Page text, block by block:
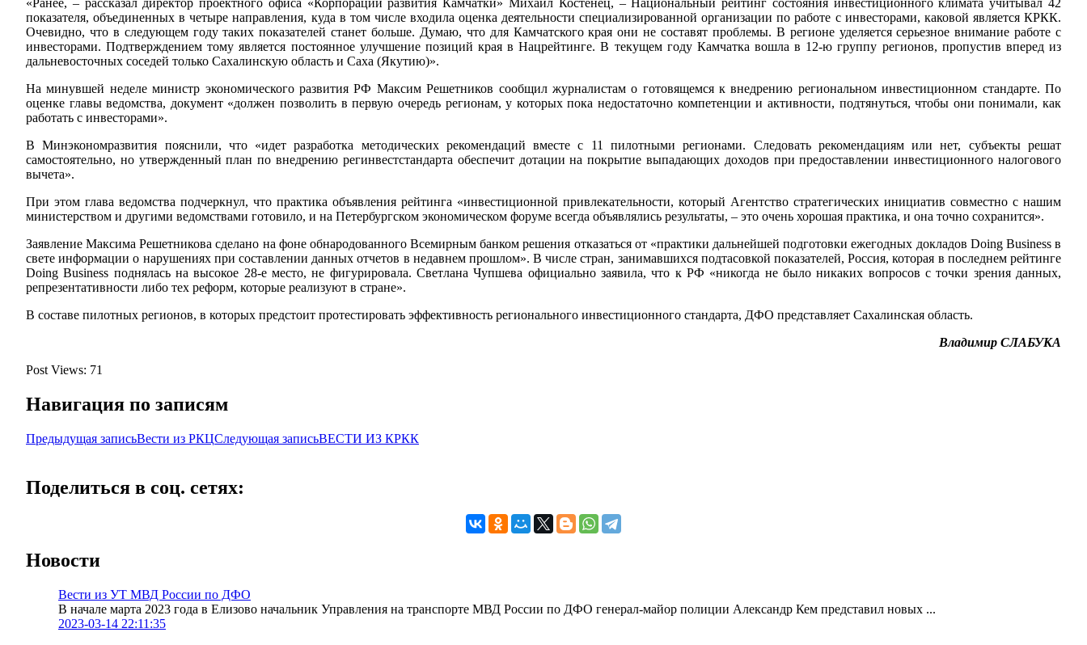
показателя, объединенных в четыре направления, куда в том числе входила оценка деятельности специализированной организации по работе с инвесторами, каковой является КРКК.
Очевидно, что в следующем году таких показателей станет больше. Думаю, что для Камчатского края они не составят проблемы. В регионе уделяется серьезное внимание работе с
инвесторами. Подтверждением тому является постоянное улучшение позиций края в Нацрейтинге. В текущем году Камчатка вошла в 12-ю группу регионов, пропустив вперед из
дальневосточных соседей только Сахалинскую область и Саха (Якутию)».
На минувшей неделе министр экономического развития РФ Максим Решетников сообщил журналистам о готовящемся к внедрению региональном инвестиционном стандарте. По
оценке главы ведомства, документ «должен позволить в первую очередь регионам, у которых пока недостаточно компетенции и активности, подтянуться, чтобы они понимали, как
работать с инвесторами».
В Минэкономразвития пояснили, что «идет разработка методических рекомендаций вместе с 11 пилотными регионами. Следовать рекомендациям или нет, субъекты решат
самостоятельно, но утвержденный план по внедрению регинвестстандарта обеспечит дотации на покрытие выпадающих доходов при предоставлении инвестиционного налогового
вычета».
При этом глава ведомства подчеркнул, что практика объявления рейтинга «инвестиционной привлекательности, который Агентство стратегических инициатив совместно с нашим
министерством и другими ведомствами готовило, и на Петербургском экономическом форуме всегда объявлялись результаты, – это очень хорошая практика, и она точно сохранится».
Заявление Максима Решетникова сделано на фоне обнародованного Всемирным банком решения отказаться от «практики дальнейшей подготовки ежегодных докладов Doing Business в
свете информации о нарушениях при составлении данных отчетов в недавнем прошлом». В числе стран, занимавшихся подтасовкой показателей, Россия, которая в последнем рейтинге
Doing Business поднялась на высокое 28-е место, не фигурировала. Светлана Чупшева официально заявила, что к РФ «никогда не было никаких вопросов с точки зрения данных,
репрезентативности либо тех реформ, которые реализуют в стране».
В составе пилотных регионов, в которых предстоит протестировать эффективность регионального инвестиционного стандарта, ДФО представляет Сахалинская область.
Владимир СЛАБУКА
Post Views: 71
Навигация по записям
Предыдущая записьВести из РКЦСледующая записьВЕСТИ ИЗ КРКК
Поделиться в соц. сетях:
Новости
Вести из УТ МВД России по ДФО
В начале марта 2023 года в Елизово начальник Управления на транспорте МВД России по ДФО генерал-майор полиции Александр Кем представил новых ...
2023-03-14 22:11:35